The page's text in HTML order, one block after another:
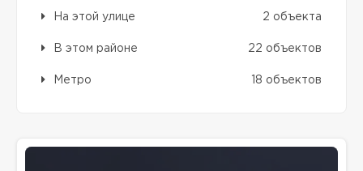
На этой улице 2 объекта
В этом районе 22 объектов
Метро 18 объектов